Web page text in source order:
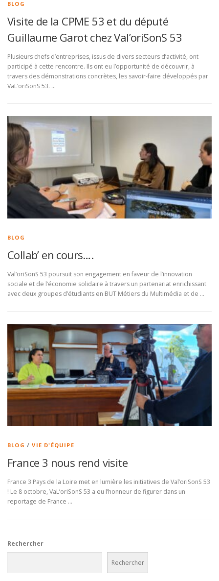
BLOG
Visite de la CPME 53 et du député
Guillaume Garot chez Val’oriSonS 53
Plusieurs chefs d’entreprises, issus de divers secteurs d’activité, ont
participé à cette rencontre. Ils ont eu l’opportunité de découvrir, à
travers des démonstrations concrètes, les savoir-faire développés par
VaL‘oriSonS 53. …
BLOG
Collab’ en cours….
Val‘oriSonS 53 poursuit son engagement en faveur de l’innovation
sociale et de l’économie solidaire à travers un partenariat enrichissant
avec deux groupes d’étudiants en BUT Métiers du Multimédia et de …
BLOG /VIE D'ÉQUIPE
France 3 nous rend visite
France 3 Pays de la Loire met en lumière les initiatives de Val’oriSonS 53
! Le 8 octobre, VaL’oriSonS 53 a eu l’honneur de figurer dans un
reportage de France …
Rechercher
Rechercher